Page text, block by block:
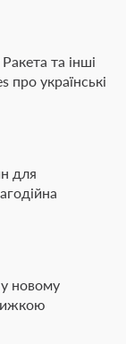
та інші
про українські
для
новому